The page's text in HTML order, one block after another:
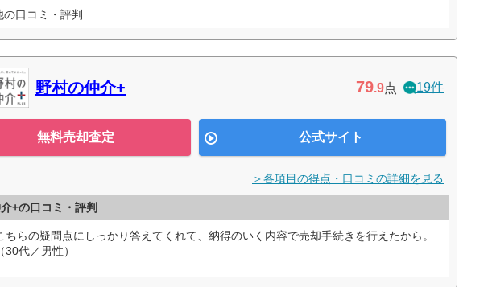
の口コミ・評判
野村の仲介+ 79.9点 19件
無料売却査定 公式サイト
＞各項目の得点・口コミの詳細を見る
+の口コミ・評判
ちらの疑問点にしっかり答えてくれて、納得のいく内容で売却手続きを行えたから。
（30代／男性）